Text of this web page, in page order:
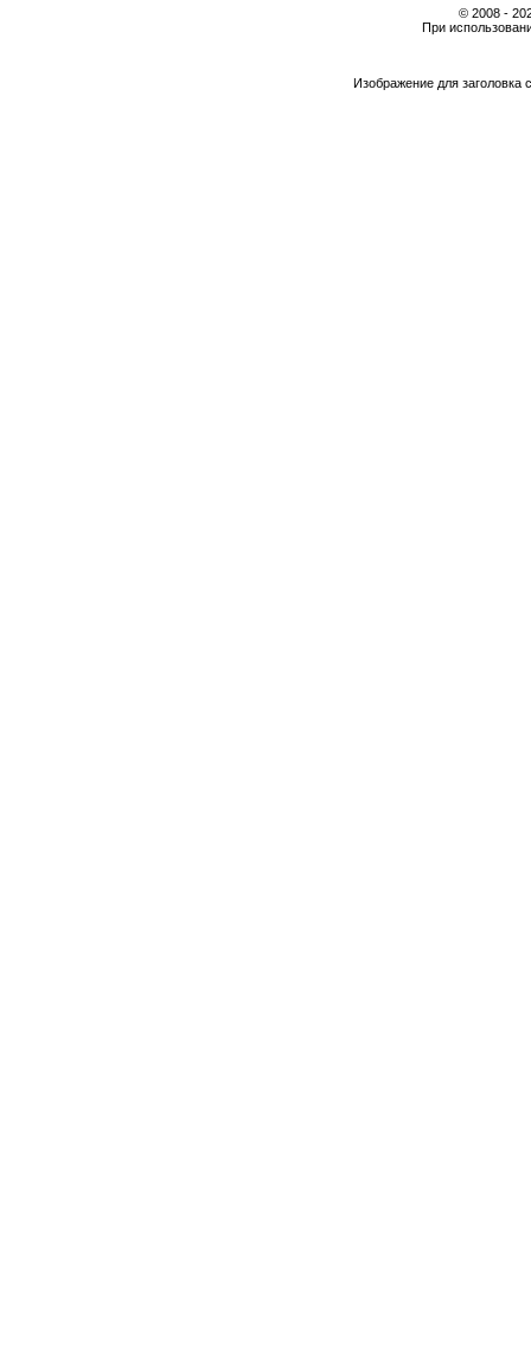
© 2008 -
При
Изображение для